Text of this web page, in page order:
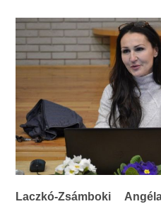
Laczkó-Zsámboki